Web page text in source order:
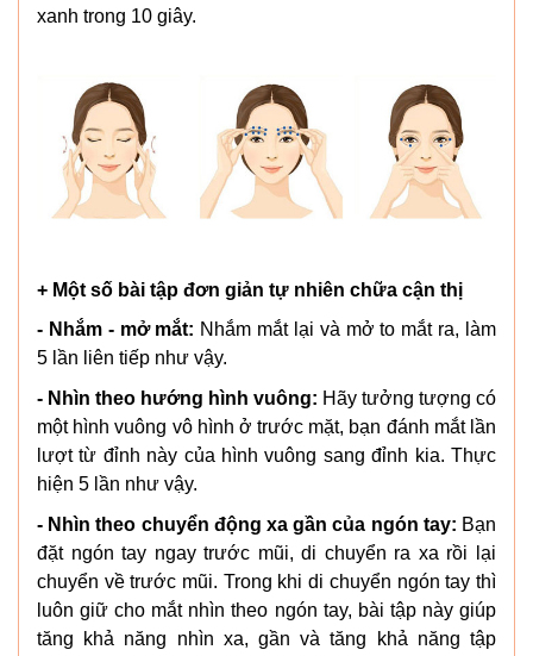
xanh trong 10 giây.
+ Một số bài tập đơn giản tự nhiên chữa cận thị
- Nhắm - mở mắt: Nhắm mắt lại và mở to mắt ra, làm
5 lần liên tiếp như vậy.
- Nhìn theo hướng hình vuông: Hãy tưởng tượng có
một hình vuông vô hình ở trước mặt, bạn đánh mắt lần
lượt từ đỉnh này của hình vuông sang đỉnh kia. Thực
hiện 5 lần như vậy.
- Nhìn theo chuyển động xa gần của ngón tay: Bạn
đặt ngón tay ngay trước mũi, di chuyển ra xa rồi lại
chuyển về trước mũi. Trong khi di chuyển ngón tay thì
luôn giữ cho mắt nhìn theo ngón tay, bài tập này giúp
tăng khả năng nhìn xa, gần và tăng khả năng tập